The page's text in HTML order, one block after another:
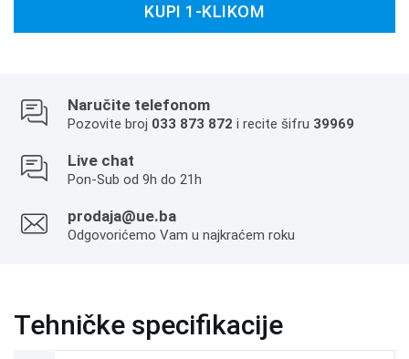
KUPI 1-KLIKOM
Naručite telefonom
Pozovite broj 033 873 872 i recite šifru 39969
Live chat
Pon-Sub od 9h do 21h
prodaja@ue.ba
Odgovorićemo Vam u najkraćem roku
Tehničke specifikacije